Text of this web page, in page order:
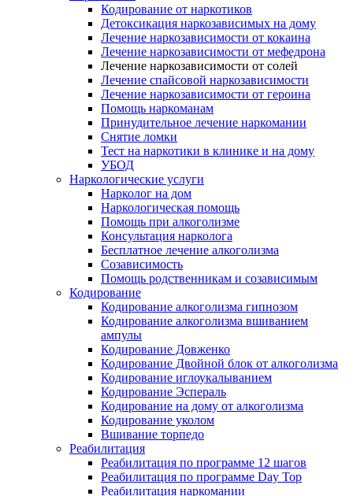
Кодирование от наркотиков
Детоксикация наркозависимых на дому
Лечение наркозависимости от кокаина
Лечение наркозависимости от мефедрона
Лечение наркозависимости от солей
Лечение спайсовой наркозависимости
Лечение наркозависимости от героина
Помощь наркоманам
Принудительное лечение наркомании
Снятие ломки
Тест на наркотики в клинике и на дому
УБОД
Наркологические услуги
Нарколог на дом
Наркологическая помощь
Помощь при алкоголизме
Консультация нарколога
Бесплатное лечение алкоголизма
Созависимость
Помощь родственникам и созависимым
Кодирование
Кодирование алкоголизма гипнозом
Кодирование алкоголизма вшиванием
ампулы
Кодирование Довженко
Кодирование Двойной блок от алкоголизма
Кодирование иглоукалыванием
Кодирование Эспераль
Кодирование на дому от алкоголизма
Кодирование уколом
Вшивание торпедо
Реабилитация
Реабилитация по программе 12 шагов
Реабилитация по программе Day Top
Реабилитация наркомании